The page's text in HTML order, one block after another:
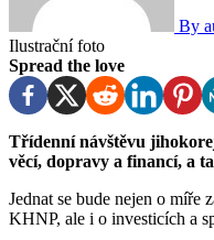
By
Ilustrační foto
Spread the love
Třídenní návštěvu jihokorejského prezidenta Jun Sok-jola doprovází korejští ministři obchodu a průmyslu, zahraničních
věcí, dopravy a financí, a
Jednat se bude nejen o
KHNP, ale i o investicích a